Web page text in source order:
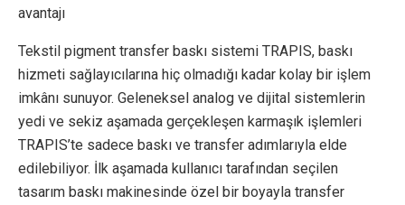
avantajı
Tekstil pigment transfer baskı sistemi TRAPIS, baskı
hizmeti sağlayıcılarına hiç olmadığı kadar kolay bir işlem
imkânı sunuyor. Geleneksel analog ve dijital sistemlerin
yedi ve sekiz aşamada gerçekleşen karmaşık işlemleri
TRAPIS’te sadece baskı ve transfer adımlarıyla elde
edilebiliyor. İlk aşamada kullanıcı tarafından seçilen
tasarım baskı makinesinde özel bir boyayla transfer